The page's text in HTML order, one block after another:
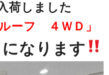
荷しました
ーフ ４ＷＤ」
になります